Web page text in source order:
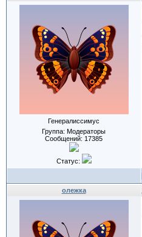
Генералиссимус
Группа: Модераторы
Сообщений: 17385
Статус:
олежка